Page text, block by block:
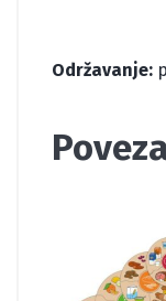
Održavanje: